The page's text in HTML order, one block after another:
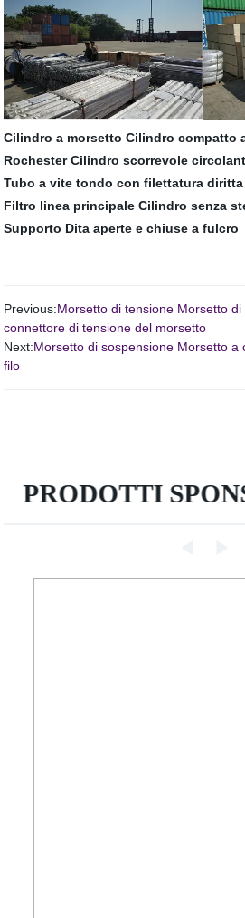
Cilindro a morsetto Cilindro compatto
Rochester Cilindro scorrevole
Tubo a vite tondo con filettatura diritta
Filtro linea principale Cilindro senza
Supporto Dita aperte e chiuse a fulcro
Previous:Morsetto di tensione Morsetto
connettore di tensione del morsetto
Next:Morsetto di sospensione Morsetto a
filo
PRODOTTI